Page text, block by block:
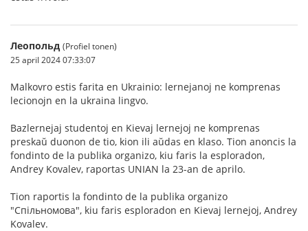
Леопольд (Profiel tonen)
25 april 2024 07:33:07
Malkovro estis farita en Ukrainio: lernejanoj ne komprenas
lecionojn en la ukraina lingvo.
Bazlernejaj studentoj en Kievaj lernejoj ne komprenas
preskaŭ duonon de tio, kion ili aŭdas en klaso. Tion anoncis la
fondinto de la publika organizo, kiu faris la esploradon,
Andrey Kovalev, raportas UNIAN la 23-an de aprilo.
Tion raportis la fondinto de la publika organizo
"Спільномова", kiu faris esploradon en Kievaj lernejoj, Andrey
Kovalev.